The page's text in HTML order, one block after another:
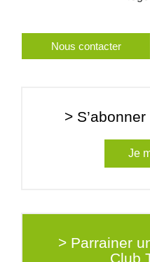
Nous contacter
>
Je
> Parrainer
Club